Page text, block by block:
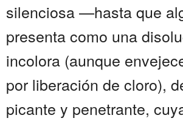
silenciosa —hasta que
presenta como una
incolora (aunque
por liberación de cloro),
picante y penetrante,